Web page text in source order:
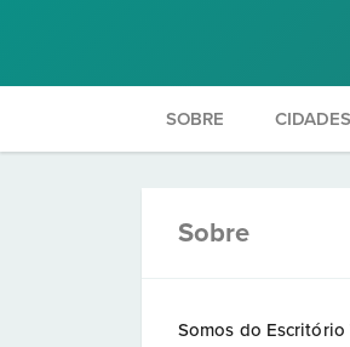
SOBRE
Sobre
Somos do